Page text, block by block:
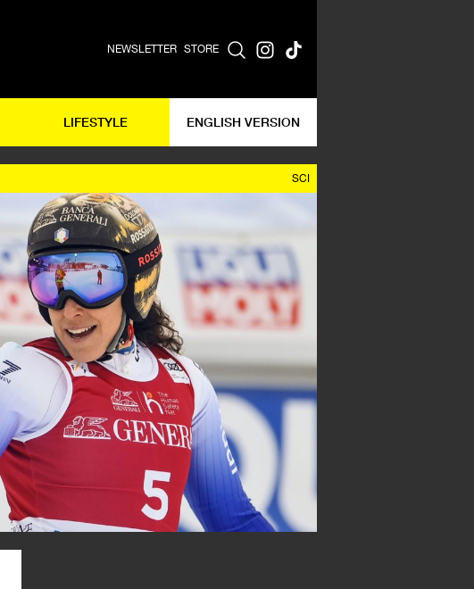
NEWSLETTER STORE
LIFESTYLE ENGLISH VERSION
SCI